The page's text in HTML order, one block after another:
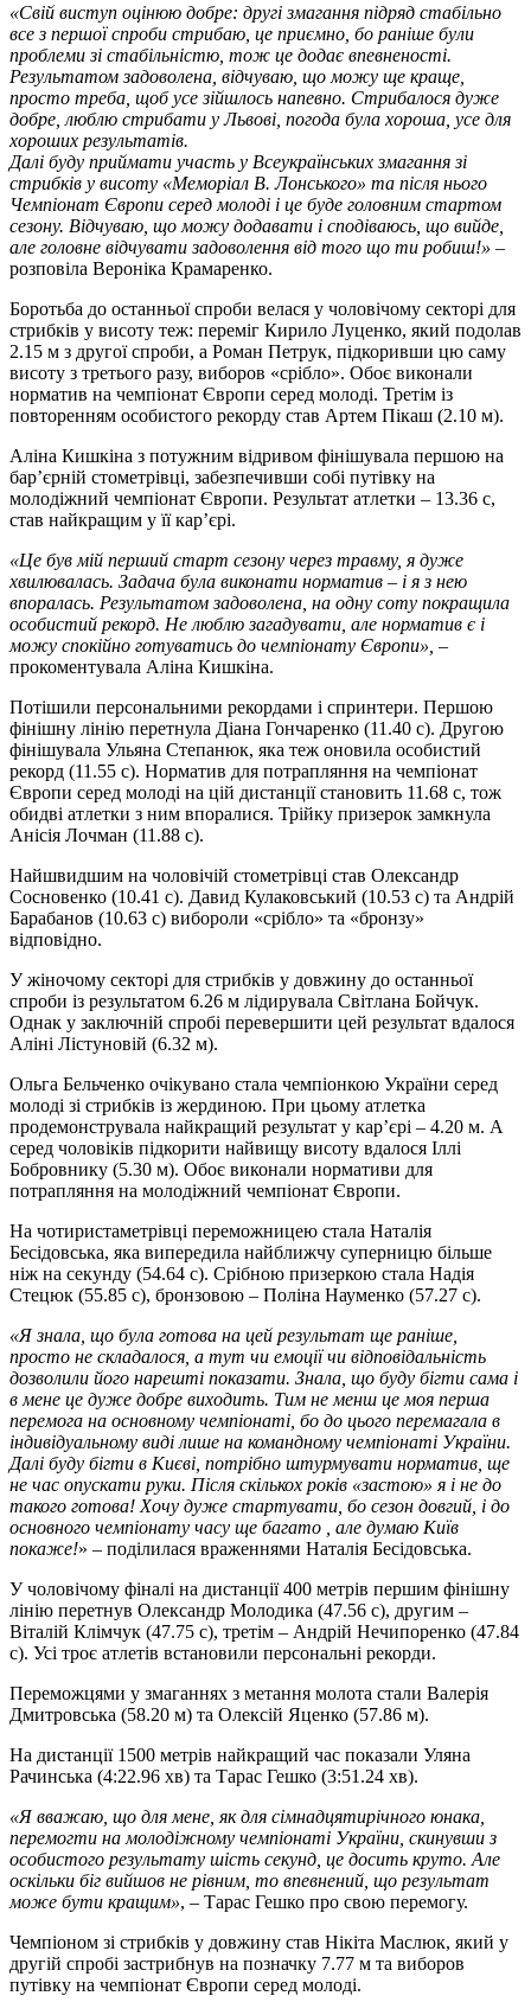
«Свій виступ оцінюю добре: другі змагання підряд стабільно
все з першої спроби стрибаю, це приємно, бо раніше були
проблеми зі стабільністю, тож це додає впевненості.
Результатом задоволена, відчуваю, що можу ще краще,
просто треба, щоб усе зійшлось напевно. Стрибалося дуже
добре, люблю стрибати у Львові, погода була хороша, усе для
хороших результатів.
Далі буду приймати участь у Всеукраїнських змагання зі
стрибків у висоту «Меморіал В. Лонського» та після нього
Чемпіонат Європи серед молоді і це буде головним стартом
сезону. Відчуваю, що можу додавати і сподіваюсь, що вийде,
але головне відчувати задоволення від того що ти робиш!» –
розповіла Вероніка Крамаренко.
Боротьба до останньої спроби велася у чоловічому секторі для
стрибків у висоту теж: переміг Кирило Луценко, який подолав
2.15 м з другої спроби, а Роман Петрук, підкоривши цю саму
висоту з третього разу, виборов «срібло». Обоє виконали
норматив на чемпіонат Європи серед молоді. Третім із
повторенням особистого рекорду став Артем Пікаш (2.10 м).
Аліна Кишкіна з потужним відривом фінішувала першою на
барʼєрній стометрівці, забезпечивши собі путівку на
молодіжний чемпіонат Європи. Результат атлетки – 13.36 с,
став найкращим у її карʼєрі.
«Це був мій перший старт сезону через травму, я дуже
хвилювалась. Задача була виконати норматив – і я з нею
впоралась. Результатом задоволена, на одну соту покращила
особистий рекорд. Не люблю загадувати, але норматив є і
можу спокійно готуватись до чемпіонату Європи» –
прокоментувала Аліна Кишкіна.
Потішили персональними рекордами і спринтери. Першою
фінішну лінію перетнула Діана Гончаренко (11.40 с). Другою
фінішувала Ульяна Степанюк, яка теж оновила особистий
рекорд (11.55 с). Норматив для потрапляння на чемпіонат
Європи серед молоді на цій дистанції становить 11.68 с, тож
обидві атлетки з ним впоралися. Трійку призерок замкнула
Анісія Лочман (11.88 с).
Найшвидшим на чоловічій стометрівці став Олександр
Сосновенко (10.41 с). Давид Кулаковський (10.53 с) та Андрій
Барабанов (10.63 с) вибороли «срібло» та «бронзу»
відповідно.
У жіночому секторі для стрибків у довжину до останньої
спроби із результатом 6.26 м лідирувала Світлана Бойчук.
Однак у заключній спробі перевершити цей результат вдалося
Аліні Лістуновій (6.32 м).
Ольга Бельченко очікувано стала чемпіонкою України серед
молоді зі стрибків із жердиною. При цьому атлетка
продемонструвала найкращий результат у карʼєрі – 4.20 м. А
серед чоловіків підкорити найвищу висоту вдалося Іллі
Бобровнику (5.30 м). Обоє виконали нормативи для
потрапляння на молодіжний чемпіонат Європи.
На чотиристаметрівці переможницею стала Наталія
Бесідовська, яка випередила найближчу суперницю більше
ніж на секунду (54.64 с). Срібною призеркою стала Надія
Стецюк (55.85 с), бронзовою – Поліна Науменко (57.27 с).
«Я знала, що була готова на цей результат ще раніше,
просто не складалося, а тут чи емоції чи відповідальність
дозволили його нарешті показати. Знала, що буду бігти сама і
в мене це дуже добре виходить. Тим не менш це моя перша
перемога на основному чемпіонаті, бо до цього перемагала в
індивідуальному виді лише на командному чемпіонаті України.
Далі буду бігти в Києві, потрібно штурмувати норматив, ще
не час опускати руки. Після скількох років «застою» я і не до
такого готова! Хочу дуже стартувати, бо сезон довгий, і до
основного чемпіонату часу ще багато , але думаю Київ
покаже!» – поділилася враженнями Наталія Бесідовська.
У чоловічому фіналі на дистанції 400 метрів першим фінішну
лінію перетнув Олександр Молодика (47.56 с), другим –
Віталій Клімчук (47.75 с), третім – Андрій Нечипоренко (47.84
с). Усі троє атлетів встановили персональні рекорди.
Переможцями у змаганнях з метання молота стали Валерія
Дмитровська (58.20 м) та Олексій Яценко (57.86 м).
На дистанції 1500 метрів найкращий час показали Уляна
Рачинська (4:22.96 хв) та Тарас Гешко (3:51.24 хв).
«Я вважаю, що для мене, як для сімнадцятирічного юнака,
перемогти на молодіжному чемпіонаті України, скинувши з
особистого результату шість секунд, це досить круто. Але
оскільки біг вийшов не рівним, то впевнений, що результат
може бути кращим», – Тарас Гешко про свою перемогу.
Чемпіоном зі стрибків у довжину став Нікіта Маслюк, який у
другій спробі застрибнув на позначку 7.77 м та виборов
путівку на чемпіонат Європи серед молоді.